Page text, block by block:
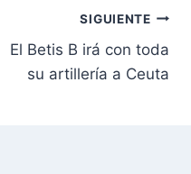
SIGUIENTE
El Betis B irá con toda
su artillería a Ceuta